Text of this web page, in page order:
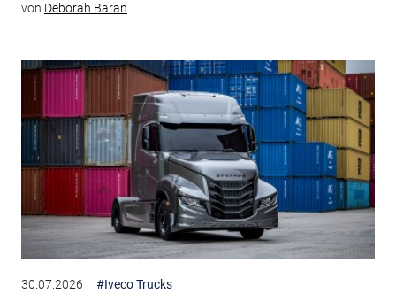
von Deborah Baran
30.07.2026 #Iveco Trucks